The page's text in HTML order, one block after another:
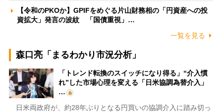
【令和のPKOか】GPIFをめぐる片山財務相の「円資産への投
資拡大」発言の波紋 「国債重視」…
一覧を見る
森口亮「まるわかり市況分析」
「トレンド転換のスイッチになり得る」“介入慣
れ”した市場心理を変える「日米協調為替介入」
…
日米両政府が、約28年ぶりとなる円買いの協調介入に踏み切っ